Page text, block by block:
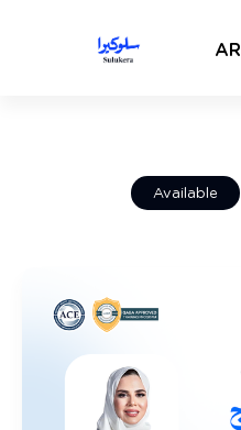
AR
Available